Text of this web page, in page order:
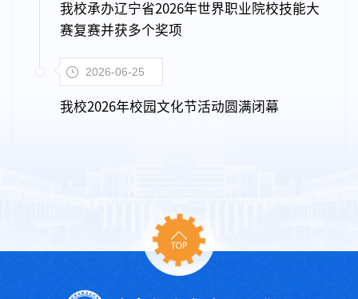
我校承办辽宁省2026年世界职业院校技能大
赛复赛并获多个奖项
2026-06-25
我校2026年校园文化节活动圆满闭幕